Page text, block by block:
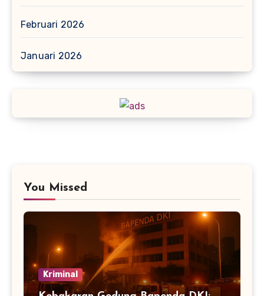
Februari 2026
Januari 2026
You Missed
Kriminal